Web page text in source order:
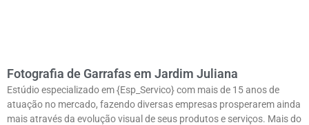
Fotografia de Garrafas em Jardim Juliana
Estúdio especializado em {Esp_Servico} com mais de 15 anos de
atuação no mercado, fazendo diversas empresas prosperarem ainda
mais através da evolução visual de seus produtos e serviços. Mais do